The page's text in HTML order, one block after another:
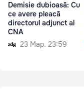
Demisie dubioasă: Cu
ce avere pleacă
directorul adjunct al
CNA
23 Мар. 23:59